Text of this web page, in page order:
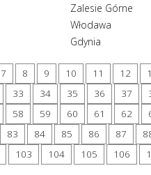
Zalesie Górne
Włodawa
Gdynia
7 8 9 10 11 12
33 34 35 36 37
58 59 60 61 62
83 84 85 86 87
103 104 105 106